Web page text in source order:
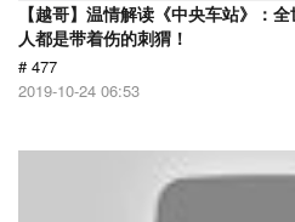
【越哥】温情解读《中央车站》：
人都是带着伤的刺猬！
# 477
2019-10-24 06:53